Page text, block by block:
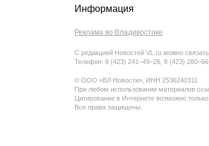
Информация
Реклама во Владивостоке
С редакцией Новостей VL.ru можно
Телефон: 8 (423) 241−49−26, 8 (423)
© ООО «ВЛ Новости», ИНН 2536240311
При любом использовании материалов
Цитирование в Интернете возможно
Все права защищены.